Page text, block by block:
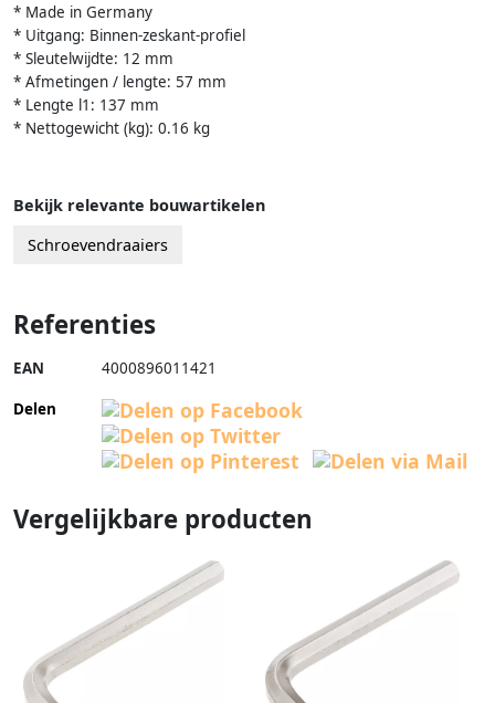
* Made in Germany
* Uitgang: Binnen-zeskant-profiel
* Sleutelwijdte: 12 mm
* Afmetingen / lengte: 57 mm
* Lengte l1: 137 mm
* Nettogewicht (kg): 0.16 kg
Bekijk relevante bouwartikelen
Schroevendraaiers
Referenties
EAN 4000896011421
Delen
Vergelijkbare producten